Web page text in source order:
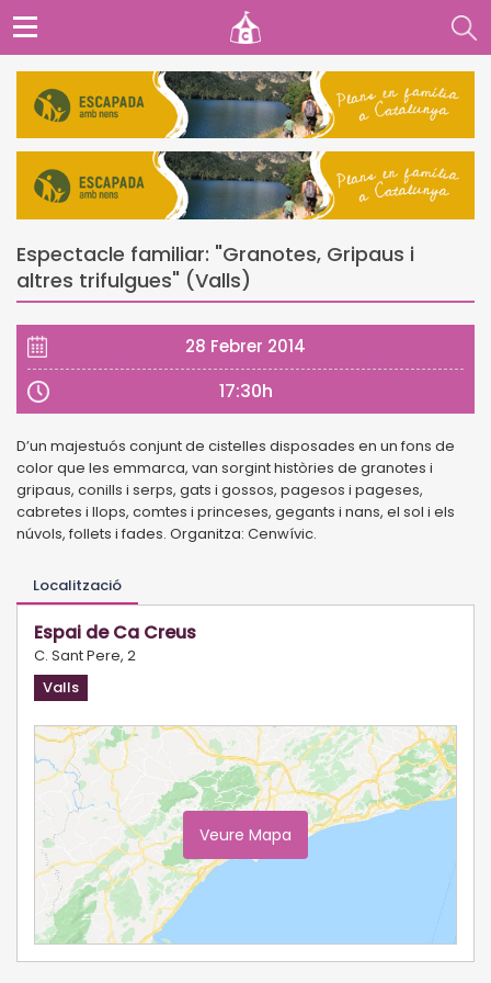
Espectacle familiar: "Granotes, Gripaus i
altres trifulgues" (Valls)
28 Febrer 2014
17:30h
D’un majestuós conjunt de cistelles disposades en un fons de
color que les emmarca, van sorgint històries de granotes i
gripaus, conills i serps, gats i gossos, pagesos i pageses,
cabretes i llops, comtes i princeses, gegants i nans, el sol i els
núvols, follets i fades. Organitza: Cenwívic.
Localització
Espai de Ca Creus
C. Sant Pere, 2
Valls
Veure Mapa